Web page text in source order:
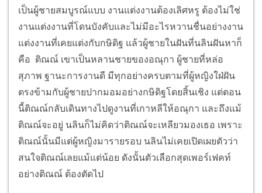
เป็นผู้ชายสมบูรณ์แบบ งานแต่งงานต้องเลิศหรู ต้องไม่ใช่
งานแต่งงานที่โดนบังคับและไม่มีอะไรหวานชื่นอย่างงาน
แต่งงานที่เคยแต่งกับกษิดิฐ แล้วผู้ชายในฝันที่นลินฝันหาก็
คือ ติณณ์ เขาเป็นหลานชายของอณุกา ผู้ชายที่หล่อ
สุภาพ ฐานะการงานดี มีทุกอย่างครบตามที่ผู้หญิงใฝ่ฝัน
ตรงข้ามกับผู้ชายปากมอมอย่างกษิดิฐโดยสิ้นเชิง แต่ตอน
นี้ติณณ์กลับเดินทางไปดูงานที่เกาหลีให้อณุกา และถึงแม้
ติณณ์จะอยู่ นลินก็ไม่คิดว่าติณณ์จะเหลียวมองเธอ เพราะ
ติณณ์นั้นมีแต่ผู้หญิงมารายรอบ นลินไม่เคยเปิดเผยตัวว่า
สนใจติณณ์เลยแม้แต่น้อย ดังนั้นตัวเลือกสุดเพอร์เฟคท์
อย่างติณณ์ ต้องตัดไป